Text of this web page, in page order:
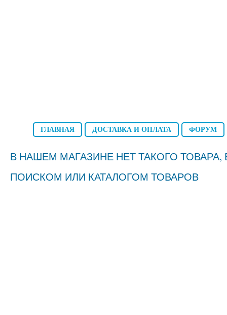
ГЛАВНАЯ ДОСТАВКА И ОПЛАТА ФОРУМ
В НАШЕМ МАГАЗИНЕ НЕТ ТАКОГО
ПОИСКОМ ИЛИ КАТАЛОГОМ ТОВАРОВ